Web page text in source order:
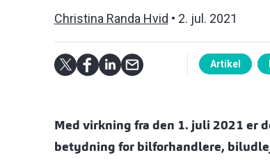
Christina Randa Hvid 2. jul. 2021
Artikel
Med virkning fra den 1. juli 2021 er
betydning for bilforhandlere,